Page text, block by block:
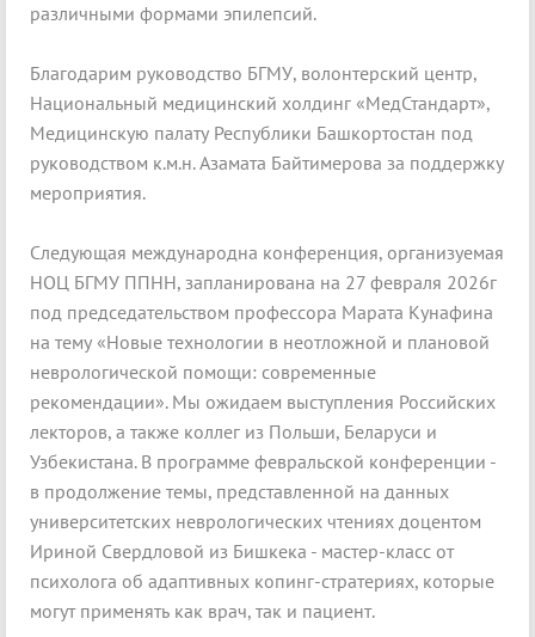
различными формами эпилепсий.
Благодарим руководство БГМУ, волонтерский центр,
Национальный медицинский холдинг «МедСтандарт»,
Медицинскую палату Республики Башкортостан под
руководством к.м.н. Азамата Байтимерова за поддержку
мероприятия.
Следующая международна конференция, организуемая
НОЦ БГМУ ППНН, запланирована на 27 февраля 2026г
под председательством профессора Марата Кунафина
на тему «Новые технологии в неотложной и плановой
неврологической помощи: современные
рекомендации». Мы ожидаем выступления Российских
лекторов, а также коллег из Польши, Беларуси и
Узбекистана. В программе февральской конференции -
в продолжение темы, представленной на данных
университетских неврологических чтениях доцентом
Ириной Свердловой из Бишкека - мастер-класс от
психолога об адаптивных копинг-стратериях, которые
могут применять как врач, так и пациент.